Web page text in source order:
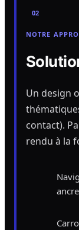
02
NOTRE
Un design
contact).
rendu à la